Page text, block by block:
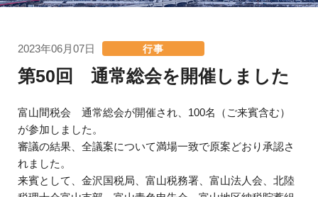
2023年06月07日 行事
第50回 通常総会を開催しました
富山間税会 通常総会が開催され、100名（ご来賓含む）
が参加しました。
審議の結果、全議案について満場一致で原案どおり承認さ
れました。
来賓として、金沢国税局、富山税務署、富山法人会、北陸